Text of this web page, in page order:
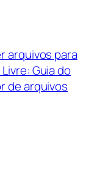
arquivos para
Guia do
de arquivos